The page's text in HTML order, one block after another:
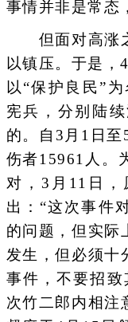
事情并非是常态
但面对高涨之
以镇压。于是，
以“保护良民”
宪兵，分别陆
的。自3月1日
伤者15961人。
对，3月11日
出：“这次事件
的问题，但实际
发生，但必须十
事件，不要招
次竹二郎内相注